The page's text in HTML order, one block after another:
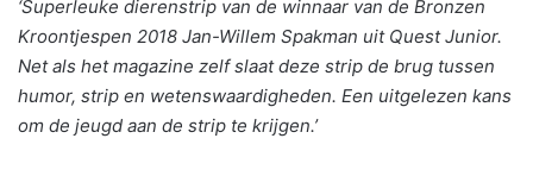
‘Superleuke dierenstrip van de winnaar van de Bronzen
Kroontjespen 2018 Jan-Willem Spakman uit Quest Junior.
Net als het magazine zelf slaat deze strip de brug tussen
humor, strip en wetenswaardigheden. Een uitgelezen kans
om de jeugd aan de strip te krijgen.’